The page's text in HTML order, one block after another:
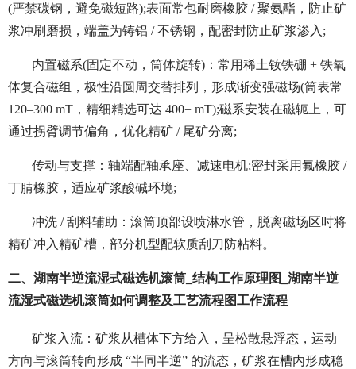
(严禁碳钢，避免磁短路);表面常包耐磨橡胶 / 聚氨酯，防止矿
浆冲刷磨损，端盖为铸铝 / 不锈钢，配密封防止矿浆渗入;
内置磁系(固定不动，筒体旋转)：常用稀土钕铁硼 + 铁氧
体复合磁组，极性沿圆周交替排列，形成渐变强磁场(筒表常
120–300 mT，精细精选可达 400+ mT);磁系安装在磁轭上，可
通过拐臂调节偏角，优化精矿 / 尾矿分离;
传动与支撑：轴端配轴承座、减速电机;密封采用氟橡胶 /
丁腈橡胶，适应矿浆酸碱环境;
冲洗 / 刮料辅助：滚筒顶部设喷淋水管，脱离磁场区时将
精矿冲入精矿槽，部分机型配软质刮刀防粘料。
二、湖南半逆流湿式磁选机滚筒_结构工作原理图_湖南半逆
流湿式磁选机滚筒如何调整及工艺流程图工作流程
矿浆入流：矿浆从槽体下方给入，呈松散悬浮态，运动
方向与滚筒转向形成 “半同半逆” 的流态，矿浆在槽内形成稳